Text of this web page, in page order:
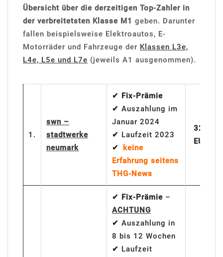
Übersicht über die derzeitigen Top-Zahler in
der verbreitetsten Klasse M1 geben. Darunter
fallen beispielsweise Elektroautos, E-
Motorräder und Fahrzeuge der Klassen L3e,
L4e, L5e und L7e (jeweils A1 ausgenommen).
1.
swn –
stadtwerke
neumark
✔ Fix-Prämie
✔ Auszahlung im
Januar 2024
✔ Laufzeit 2023
✔
keine
Erfahrung seitens
THG-News
320
EUR
✔ Fix-Prämie –
ACHTUNG
✔ Auszahlung in
8 bis 12 Wochen
✔ Laufzeit